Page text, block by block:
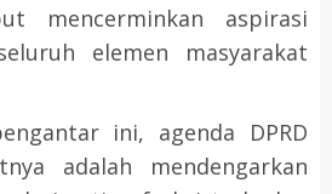
mencerminkan aspirasi
elemen masyarakat
ini, agenda DPRD
adalah mendengarkan